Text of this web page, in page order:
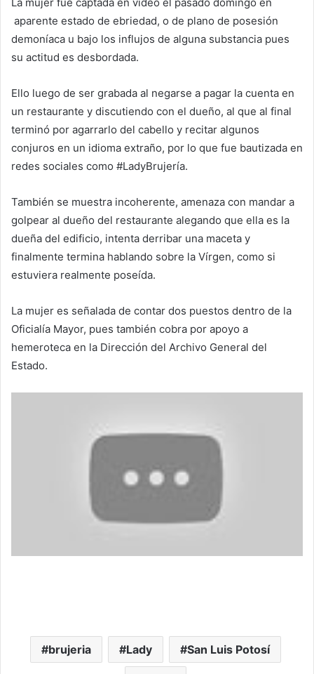
aparente estado de ebriedad, o de plano de posesión
demoníaca u bajo los influjos de alguna substancia pues
su actitud es desbordada.
Ello luego de ser grabada al negarse a pagar la cuenta en
un restaurante y discutiendo con el dueño, al que al final
terminó por agarrarlo del cabello y recitar algunos
conjuros en un idioma extraño, por lo que fue bautizada en
redes sociales como #LadyBrujería.
También se muestra incoherente, amenaza con mandar a
golpear al dueño del restaurante alegando que ella es la
dueña del edificio, intenta derribar una maceta y
finalmente termina hablando sobre la Vírgen, como si
estuviera realmente poseída.
La mujer es señalada de contar dos puestos dentro de la
Oficialía Mayor, pues también cobra por apoyo a
hemeroteca en la Dirección del Archivo General del
Estado.
brujeria Lady San Luis Potosí